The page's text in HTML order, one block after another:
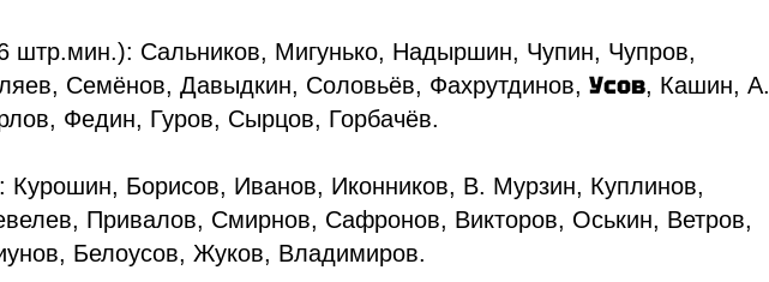
штр.мин.): Сальников, Мигунько, Надыршин, Чупин, Чупров,
Семёнов, Давыдкин, Соловьёв, Фахрутдинов, Усов, Кашин, А.
Федин, Гуров, Сырцов, Горбачёв.
Курошин, Борисов, Иванов, Иконников, В. Мурзин, Куплинов,
Привалов, Смирнов, Сафронов, Викторов, Оськин, Ветров,
Белоусов, Жуков, Владимиров.